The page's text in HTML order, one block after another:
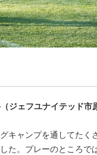
ジェフユナイテッド市
キャンプを通してたく
た。プレーのところで